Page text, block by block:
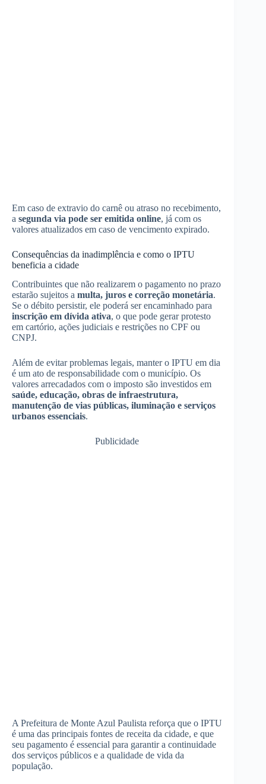
Em caso de extravio do carnê ou atraso no recebimento,
a segunda via pode ser emitida online, já com os
valores atualizados em caso de vencimento expirado.
Consequências da inadimplência e como o IPTU
beneficia a cidade
Contribuintes que não realizarem o pagamento no prazo
estarão sujeitos a multa, juros e correção monetária.
Se o débito persistir, ele poderá ser encaminhado para
inscrição em dívida ativa, o que pode gerar protesto
em cartório, ações judiciais e restrições no CPF ou
CNPJ.
Além de evitar problemas legais, manter o IPTU em dia
é um ato de responsabilidade com o município. Os
valores arrecadados com o imposto são investidos em
saúde, educação, obras de infraestrutura,
manutenção de vias públicas, iluminação e serviços
urbanos essenciais.
Publicidade
A Prefeitura de Monte Azul Paulista reforça que o IPTU
é uma das principais fontes de receita da cidade, e que
seu pagamento é essencial para garantir a continuidade
dos serviços públicos e a qualidade de vida da
população.